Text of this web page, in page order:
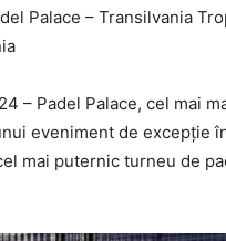
Palace – Transilvania
– Padel Palace, cel mai
eveniment de excepție
mai puternic turneu de